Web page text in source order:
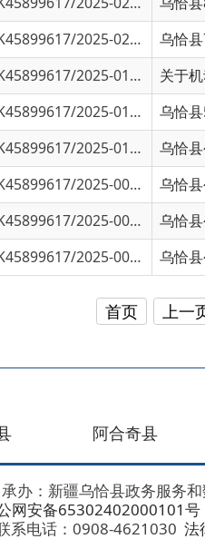
K45899617/2025-01367 乌恰县5月份重
K45899617/2025-01005 乌恰县公安局交
K45899617/2025-00737
乌恰县公安局交
K45899617/2025-00439 乌恰县公安局交
K45899617/2025-00270 乌恰县公安局交
1
阿合奇县
65302402000101号新ICP备